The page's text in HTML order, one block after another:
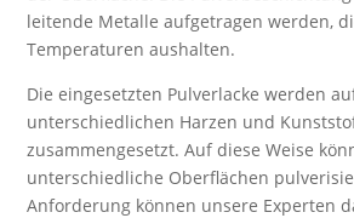
leitende Metalle aufgetragen werden,
Temperaturen aushalten.
Die eingesetzten Pulverlacke werden
unterschiedlichen Harzen und
zusammengesetzt. Auf diese Weise
unterschiedliche Oberflächen
Anforderung können unsere Experten